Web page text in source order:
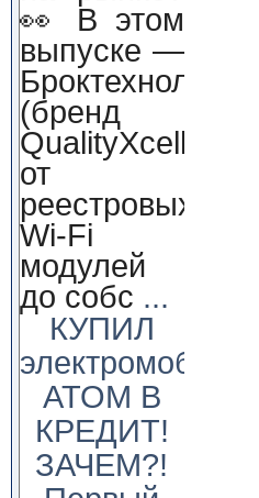
👀 В этом
выпуске —
Броктехнолоджи
(бренд
QualityXcellence):
от
реестровых
Wi-Fi
модулей
до собс ...
КУПИЛ
электромобиль
АТОМ В
КРЕДИТ!
ЗАЧЕМ?!